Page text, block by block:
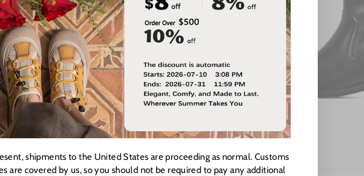
shipments to the United States are proceeding as normal. Customs
are covered by us, so you should not be required to pay any additional